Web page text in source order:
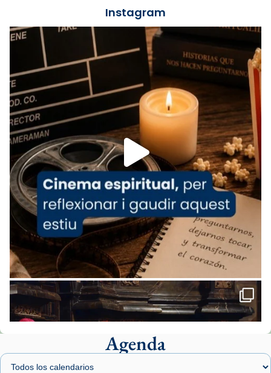
Recupera l'entrevista comp
Vatican
tican News 👇
www.vaticannews.va/es/iglesia/news/2026-
07/carmina-historia-depresion-papa-viaje-
espana-testimoni...
Foto
View on Facebook · Share
Arquebisbat de Barcelona
2 weeks ago
«Avui les santes Juliana i Semproniana ens
ajuden a alçar la mirada»
Mons. Sergi Gordo, bisbe de Tortosa, ha
presidit aquest 27 de juliol la missa de Les
Santes de Mataró.
🔗tinyurl.com/cvu5jmbk
📸 J. Merino
Instagram
Agenda